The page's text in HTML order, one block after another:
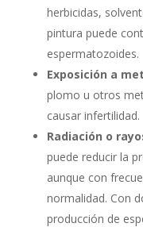
herbicidas,
pintura puede
espermatozoides.
Exposición a
plomo u otros
causar infertilidad.
Radiación o
puede reducir la
aunque con
normalidad. Con
producción de